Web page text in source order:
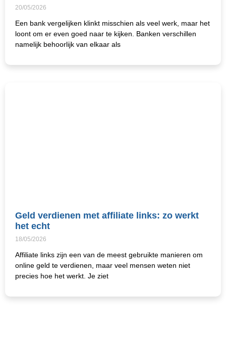
20/05/2026
Een bank vergelijken klinkt misschien als veel werk, maar het
loont om er even goed naar te kijken. Banken verschillen
namelijk behoorlijk van elkaar als
Geld verdienen met affiliate links: zo werkt
het echt
18/05/2026
Affiliate links zijn een van de meest gebruikte manieren om
online geld te verdienen, maar veel mensen weten niet
precies hoe het werkt. Je ziet